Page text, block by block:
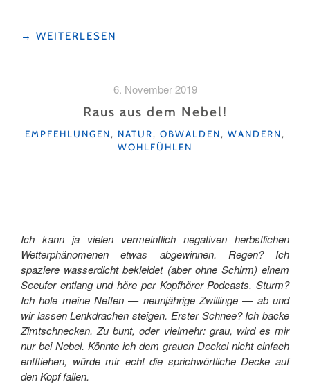
"DAS
SONNTAGSAUSFLUG
THAILAND"
→ WEITERLESEN
6. November 2019
Raus aus dem Nebel!
KATEGORIEN
EMPFEHLUNGEN, NATUR, OBWALDEN, WANDERN,
WOHLFÜHLEN
Ich kann ja vielen vermeintlich negativen herbstlichen
Wetterphänomenen etwas abgewinnen. Regen? Ich
spaziere wasserdicht bekleidet (aber ohne Schirm) einem
Seeufer entlang und höre per Kopfhörer Podcasts. Sturm?
Ich hole meine Neffen — neunjährige Zwillinge — ab und
wir lassen Lenkdrachen steigen. Erster Schnee? Ich backe
Zimtschnecken. Zu bunt, oder vielmehr: grau, wird es mir
nur bei Nebel. Könnte ich dem grauen Deckel nicht einfach
entfliehen, würde mir echt die sprichwörtliche Decke auf
den Kopf fallen.